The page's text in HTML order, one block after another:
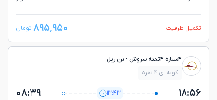
تکمیل ظرفیت ۸۹۵٬۹۵۰ تومان
۴ستاره ۴تخته سروش - بن ريل
کوپه ای 4 نفره
۱۸:۵۶ 13:43 ۰۸:۳۹